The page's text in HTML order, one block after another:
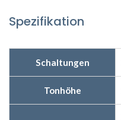
Spezifikation
Schaltungen
Tonhöhe